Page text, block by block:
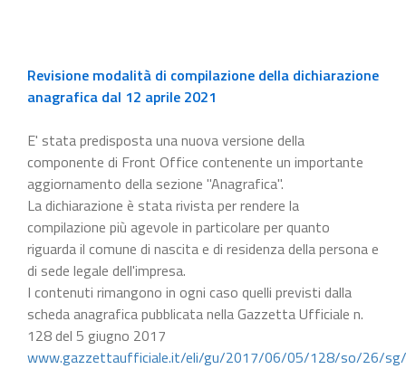
Revisione modalità di compilazione della dichiarazione
anagrafica dal 12 aprile 2021
E' stata predisposta una nuova versione della
componente di Front Office contenente un importante
aggiornamento della sezione "Anagrafica".
La dichiarazione è stata rivista per rendere la
compilazione più agevole in particolare per quanto
riguarda il comune di nascita e di residenza della persona e
di sede legale dell'impresa.
I contenuti rimangono in ogni caso quelli previsti dalla
scheda anagrafica pubblicata nella Gazzetta Ufficiale n.
128 del 5 giugno 2017
www.gazzettaufficiale.it/eli/gu/2017/06/05/128/so/26/